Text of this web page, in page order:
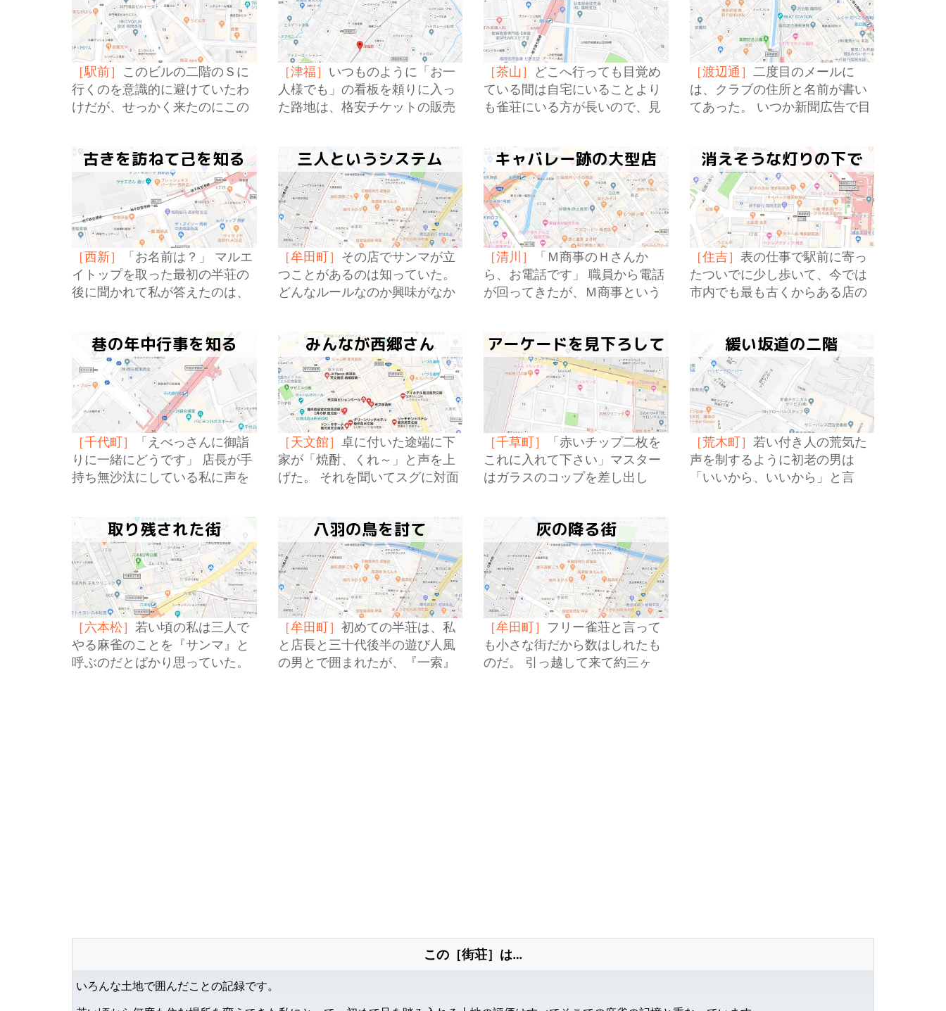
［駅前］ このビルの二階のＳに
行くのを意識的に避けていたわ
けだが、せっかく来たのにこの
った。
［津福］ いつものように「お一
人様でも」の看板を頼りに入っ
た路地は、格安チケットの販売
［茶山］
どこへ行っても目覚め
ている間は自宅にいることより
も雀荘にいる方が長いので、見
どはないのかもしれない。
［渡辺通］
二度目のメールに
は、クラブの住所と名前が書い
てあった。 いつか新聞広告で目
があるので。
古きを訪ねて己を知る
［西新］
「お名前は？」 マルエ
イトップを取った最初の半荘の
後に聞かれて私が答えたのは、
三人というシステム
［牟田町］ その店でサンマが立
つことがあるのは知っていた。
どんなルールなのか興味がなか
キャバレー跡の大型店
［清川］
「Ｍ商事のＨさんか
ら、お電話です」 職員から電話
が回ってきたが、Ｍ商事という
消えそうな灯りの下で
［住吉］ 表の仕事で駅前に寄っ
たついでに少し歩いて、今では
市内でも最も古くからある店の
重い扉を押すと。
巷の年中行事を知る
［千代町］
「えべっさんに御詣
りに一緒にどうです」 店長が手
持ち無沙汰にしている私に声を
みんなが西郷さん
［天文館］ 卓に付いた途端に下
家が「焼酎、くれ～」と声を上
げた。 それを聞いてスグに対面
アーケードを見下ろして
［千草町］
「赤いチップ二枚を
これに入れて下さい」マスター
はガラスのコップを差し出し
緩い坂道の二階
［荒木町］ 若い付き人の荒気た
声を制するように初老の男は
「いいから、いいから」と言
取り残された街
［六本松］ 若い頃の私は三人で
やる麻雀のことを『サンマ』と
呼ぶのだとばかり思っていた。
八羽の鳥を討て
［牟田町］ 初めての半荘は、私
と店長と三十代後半の遊び人風
の男とで囲まれたが、『一索』
灰の降る街
［牟田町］ フリー雀荘と言って
も小さな街だから数はしれたも
のだ。 引っ越して来て約三ヶ
この［街荘］は…
いろんな土地で囲んだことの記録です。